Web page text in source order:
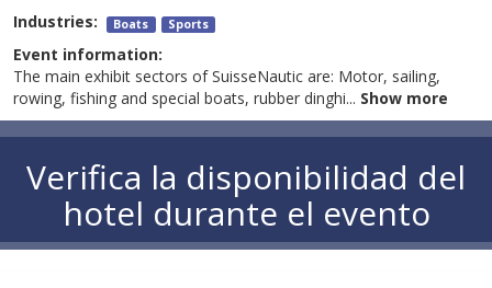
Industries: Boats Sports
Event information:
The main exhibit sectors of SuisseNautic are: Motor, sailing,
rowing, fishing and special boats, rubber dinghi... Show more
Verifica la disponibilidad del
hotel durante el evento